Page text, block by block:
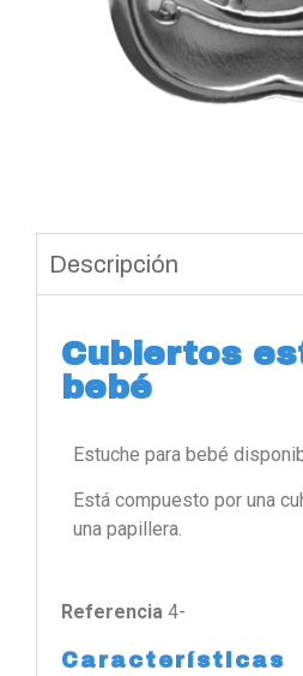
Descripción
Cubiertos
bebé
Estuche para bebé
Está compuesto por una
una papillera.
Referencia 4-
Características